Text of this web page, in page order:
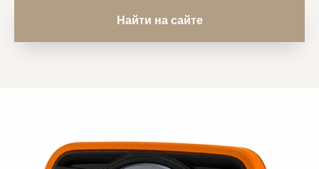
Найти на сайте